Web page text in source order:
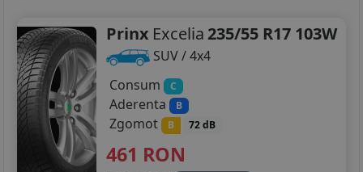
Prinx Excelia 235/55 R17 103W
SUV / 4x4
Consum
C
Aderenta B
Zgomot B 72 dB
461 RON